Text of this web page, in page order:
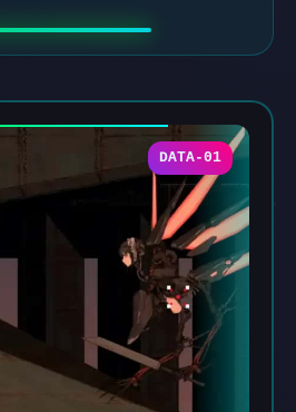
DATA-01